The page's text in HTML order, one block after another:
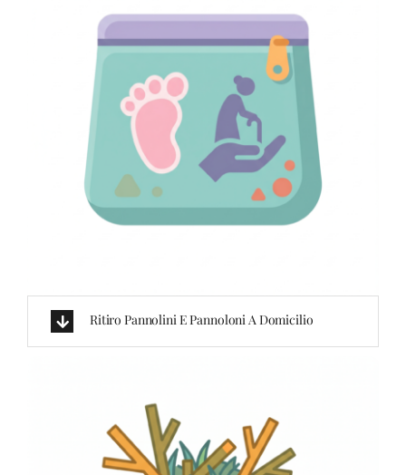
Ritiro Pannolini E Pannoloni A Domicilio